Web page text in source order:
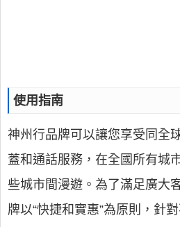
使用指南
神州行品牌可以讓您享受同全
蓋和通話服務，在全國所有城
些城市間漫遊。為了滿足廣大
牌以“快捷和實惠”為原則，針